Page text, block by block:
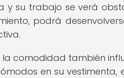
y su trabajo se verá
podrá
la comodidad también
en su